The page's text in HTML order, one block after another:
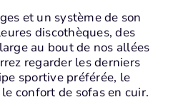
et un système de son
discothèques, des
au bout de nos allées
regarder les derniers
sportive préférée, le
confort de sofas en cuir.